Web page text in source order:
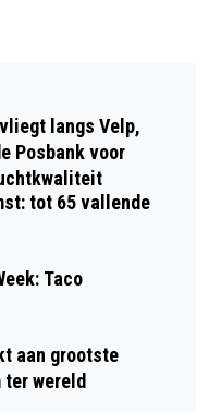
VELP
langs Velp,
Posbank voor
tot 65 vallende
Taco
aan grootste
wereld